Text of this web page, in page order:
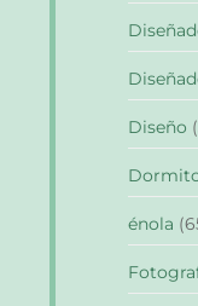
Diseño
énola